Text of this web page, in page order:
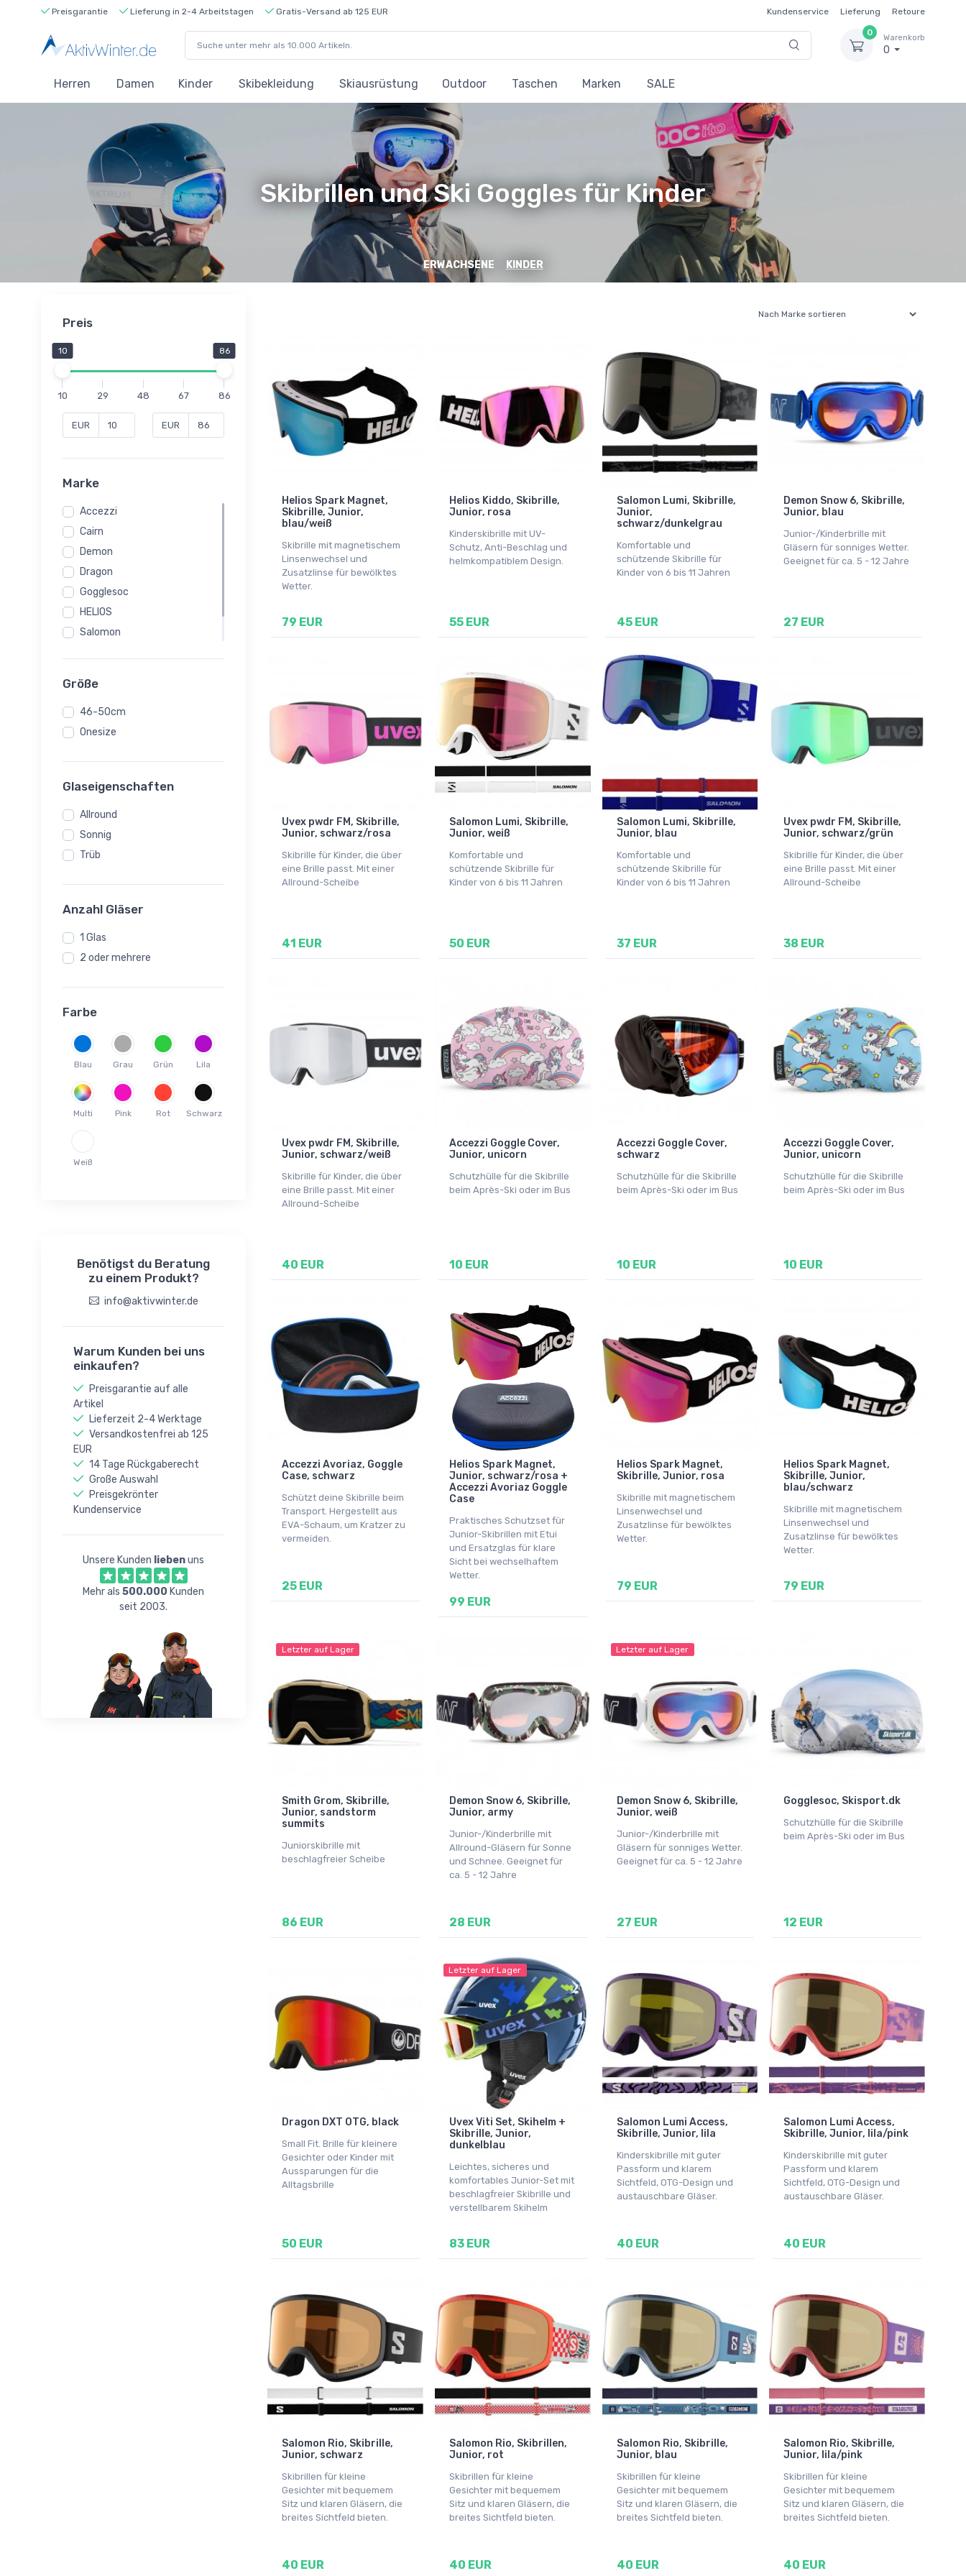
Preisgarantie Lieferung in 2-4 Arbeitstagen Gratis-Versand ab 125 EUR Kundenservice Lieferung Retoure
0
Warenkorb
0
Herren Damen Kinder Skibekleidung Skiausrüstung Outdoor Taschen Marken SALE
Skibrillen und Ski Goggles für Kinder
ERWACHSENE KINDER
Preis
10 86
10 29 48 67 86
EUR EUR
Marke
Accezzi
Cairn
Demon
Dragon
Gogglesoc
HELIOS
Salomon
Größe
46-50cm
Onesize
Glaseigenschaften
Allround
Sonnig
Trüb
Anzahl Gläser
1 Glas
2 oder mehrere
Farbe
Blau Grau Grün Lila
Multi Pink Rot Schwarz
Weiß
Benötigst du Beratung
zu einem Produkt?
info@aktivwinter.de
Warum Kunden bei uns
einkaufen?
Preisgarantie auf alle
Artikel
Lieferzeit 2-4 Werktage
Versandkostenfrei ab 125
EUR
14 Tage Rückgaberecht
Große Auswahl
Preisgekrönter
Kundenservice
Unsere Kunden liebenuns
Mehr als 500.000 Kunden
seit 2003.
Helios Spark Magnet,
Skibrille, Junior,
blau/weiß
Skibrille mit magnetischem
Linsenwechsel und
Zusatzlinse für bewölktes
Wetter.
79 EUR
Helios Kiddo, Skibrille,
Junior, rosa
Kinderskibrille mit UV-
Schutz, Anti-Beschlag und
helmkompatiblem Design.
55 EUR
Salomon Lumi, Skibrille,
Junior,
schwarz/dunkelgrau
Komfortable und
schützende Skibrille für
Kinder von 6 bis 11 Jahren
45 EUR
Demon Snow 6, Skibrille,
Junior, blau
Junior-/Kinderbrille mit
Gläsern für sonniges Wetter.
Geeignet für ca. 5 - 12 Jahre
27 EUR
Uvex pwdr FM, Skibrille,
Junior, schwarz/rosa
Skibrille für Kinder, die über
eine Brille passt. Mit einer
Allround-Scheibe
41 EUR
Salomon Lumi, Skibrille,
Junior, weiß
Komfortable und
schützende Skibrille für
Kinder von 6 bis 11 Jahren
50 EUR
Salomon Lumi, Skibrille,
Junior, blau
Komfortable und
schützende Skibrille für
Kinder von 6 bis 11 Jahren
37 EUR
Uvex pwdr FM, Skibrille,
Junior, schwarz/grün
Skibrille für Kinder, die über
eine Brille passt. Mit einer
Allround-Scheibe
38 EUR
Uvex pwdr FM, Skibrille,
Junior, schwarz/weiß
Skibrille für Kinder, die über
eine Brille passt. Mit einer
Allround-Scheibe
40 EUR
Accezzi Goggle Cover,
Junior, unicorn
Schutzhülle für die Skibrille
beim Après-Ski oder im Bus
10 EUR
Accezzi Goggle Cover,
schwarz
Schutzhülle für die Skibrille
beim Après-Ski oder im Bus
10 EUR
Accezzi Goggle Cover,
Junior, unicorn
Schutzhülle für die Skibrille
beim Après-Ski oder im Bus
10 EUR
Accezzi Avoriaz, Goggle
Case, schwarz
Schützt deine Skibrille beim
Transport. Hergestellt aus
EVA-Schaum, um Kratzer zu
vermeiden.
25 EUR
Helios Spark Magnet,
Junior, schwarz/rosa +
Accezzi Avoriaz Goggle
Case
Praktisches Schutzset für
Junior-Skibrillen mit Etui
und Ersatzglas für klare
Sicht bei wechselhaftem
Wetter.
99 EUR
Helios Spark Magnet,
Skibrille, Junior, rosa
Skibrille mit magnetischem
Linsenwechsel und
Zusatzlinse für bewölktes
Wetter.
79 EUR
Helios Spark Magnet,
Skibrille, Junior,
blau/schwarz
Skibrille mit magnetischem
Linsenwechsel und
Zusatzlinse für bewölktes
Wetter.
79 EUR
Letzter auf Lager
Smith Grom, Skibrille,
Junior, sandstorm
summits
Juniorskibrille mit
beschlagfreier Scheibe
86 EUR
Demon Snow 6, Skibrille,
Junior, army
Junior-/Kinderbrille mit
Allround-Gläsern für Sonne
und Schnee. Geeignet für
ca. 5 - 12 Jahre
28 EUR
Letzter auf Lager
Demon Snow 6, Skibrille,
Junior, weiß
Junior-/Kinderbrille mit
Gläsern für sonniges Wetter.
Geeignet für ca. 5 - 12 Jahre
27 EUR
Gogglesoc, Skisport.dk
Schutzhülle für die Skibrille
beim Après-Ski oder im Bus
12 EUR
Dragon DXT OTG, black
Small Fit. Brille für kleinere
Gesichter oder Kinder mit
Aussparungen für die
Alltagsbrille
50 EUR
Letzter auf Lager
Uvex Viti Set, Skihelm +
Skibrille, Junior,
dunkelblau
Leichtes, sicheres und
komfortables Junior-Set mit
beschlagfreier Skibrille und
verstellbarem Skihelm
83 EUR
Salomon Lumi Access,
Skibrille, Junior, lila
Kinderskibrille mit guter
Passform und klarem
Sichtfeld, OTG-Design und
austauschbare Gläser.
40 EUR
Salomon Lumi Access,
Skibrille, Junior, lila/pink
Kinderskibrille mit guter
Passform und klarem
Sichtfeld, OTG-Design und
austauschbare Gläser.
40 EUR
Salomon Rio, Skibrille,
Junior, schwarz
Skibrillen für kleine
Gesichter mit bequemem
Sitz und klaren Gläsern, die
breites Sichtfeld bieten.
40 EUR
Salomon Rio, Skibrillen,
Junior, rot
Skibrillen für kleine
Gesichter mit bequemem
Sitz und klaren Gläsern, die
breites Sichtfeld bieten.
40 EUR
Salomon Rio, Skibrille,
Junior, blau
Skibrillen für kleine
Gesichter mit bequemem
Sitz und klaren Gläsern, die
breites Sichtfeld bieten.
40 EUR
Salomon Rio, Skibrille,
Junior, lila/pink
Skibrillen für kleine
Gesichter mit bequemem
Sitz und klaren Gläsern, die
breites Sichtfeld bieten.
40 EUR